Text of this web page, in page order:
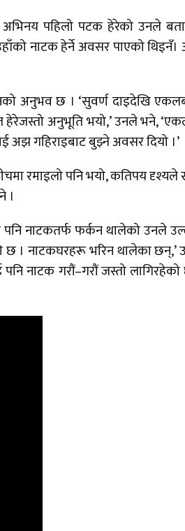
पहिलो पटक हेरेको उनले
नाटक हेर्ने अवसर पाएको
अनुभव छ । ‘सुवर्ण दाइदेखि
अनुभूति भयो,’ उनले भने,
अझ गहिराइबाट बुझ्ने अवसर दियो ।’
रमाइलो पनि भयो, कतिपय दृश्यले
।
पनि नाटकतर्फ फर्कन थालेको उनले
। नाटकघरहरू भरिन थालेका छन्,’
नाटक गरौं–गरौं जस्तो लागिरहेको